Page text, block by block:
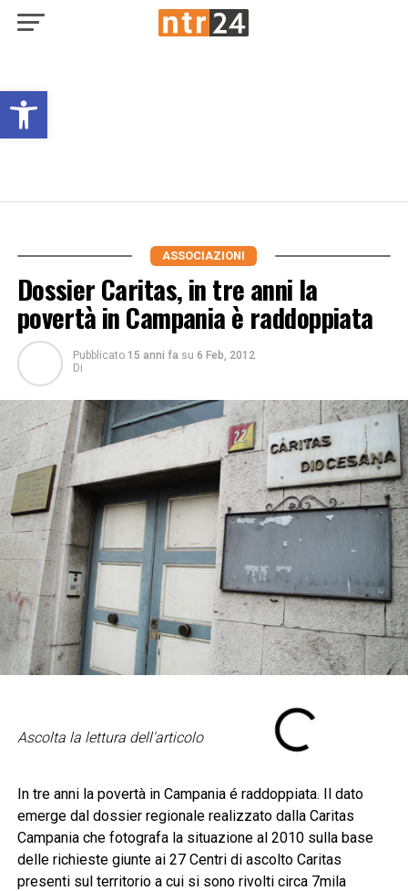
Open toolbar
ASSOCIAZIONI
Dossier Caritas, in tre anni la
povertà in Campania è raddoppiata
Pubblicato 15 anni fa su 6 Feb, 2012
Di
Ascolta la lettura dell'articolo
In tre anni la povertà in Campania é raddoppiata. Il dato
emerge dal dossier regionale realizzato dalla Caritas
Campania che fotografa la situazione al 2010 sulla base
delle richieste giunte ai 27 Centri di ascolto Caritas
presenti sul territorio a cui si sono rivolti circa 7mila